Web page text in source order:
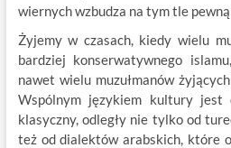
wiernych wzbudza na tym tle
Żyjemy w czasach, kiedy wielu
bardziej konserwatywnego
nawet wielu muzułmanów
Wspólnym językiem kultury jest
klasyczny, odległy nie tylko od
też od dialektów arabskich, które